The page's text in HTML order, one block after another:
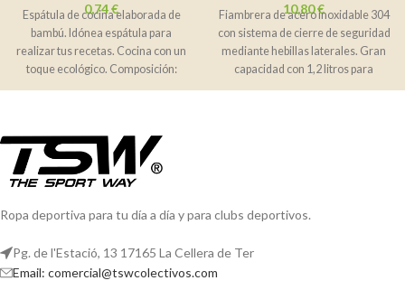
0,74€
Espátula de cocina elaborada de
bambú. Idónea espátula para
realizar tus recetas. Cocina con un
toque ecológico. Composición:
Bambú natural
10,80€
Fiambrera de acero inoxidable 304
con sistema de cierre de seguridad
mediante hebillas laterales. Gran
capacidad con 1,2 litros para
Ropa deportiva para tu día a día y para clubs deportivos.
Pg. de l'Estació, 13 17165 La Cellera de Ter
Email: comercial@tswcolectivos.com